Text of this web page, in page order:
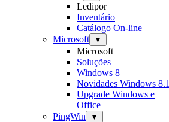
Ledipor
Inventário
Catálogo On-line
Microsoft
▼
Microsoft
Soluções
Windows 8
Novidades Windows 8.1
Upgrade Windows e
Office
PingWin
▼